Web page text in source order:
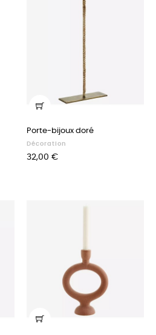
Porte-bijoux doré
Décoration
Prix
32,00 €